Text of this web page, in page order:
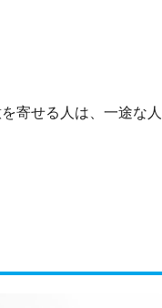
寄せる人は、一途な人